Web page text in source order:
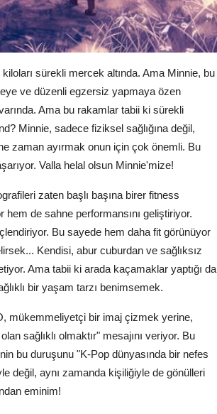
sürekli mercek altında. Ama Minnie, bu
ve düzenli egzersiz yapmaya özen
Ama bu rakamlar tabii ki sürekli
Minnie, sadece fiziksel sağlığına değil,
zaman ayırmak onun için çok önemli. Bu
Valla helal olsun Minnie'mize!
zaten başlı başına birer fitness
de sahne performansını geliştiriyor.
Bu sayede hem daha fit görünüyor
Kendisi, abur cuburdan ve sağlıksız
Ama tabii ki arada kaçamaklar yaptığı da
bir yaşam tarzı benimsemek.
mükemmeliyetçi bir imaj çizmek yerine,
sağlıklı olmaktır" mesajını veriyor. Bu
bu duruşunu "K-Pop dünyasında bir nefes
değil, aynı zamanda kişiliğiyle de gönülleri
eminim!